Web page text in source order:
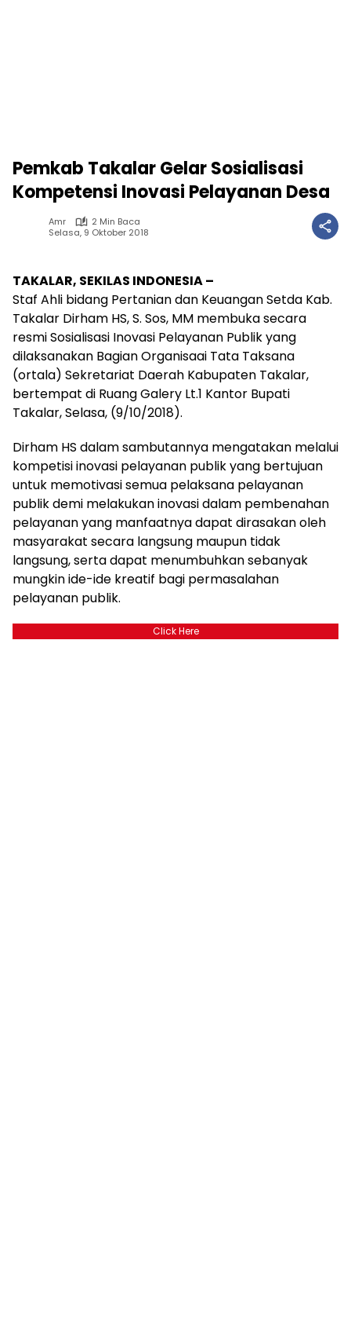
Pemkab Takalar Gelar Sosialisasi
Kompetensi Inovasi Pelayanan Desa
Amr
2 Min Baca
Selasa, 9 Oktober 2018
TAKALAR, SEKILAS INDONESIA –
Staf Ahli bidang Pertanian dan Keuangan Setda Kab.
Takalar Dirham HS, S. Sos, MM membuka secara
resmi Sosialisasi Inovasi Pelayanan Publik yang
dilaksanakan Bagian Organisaai Tata Taksana
(ortala) Sekretariat Daerah Kabupaten Takalar,
bertempat di Ruang Galery Lt.1 Kantor Bupati
Takalar, Selasa, (9/10/2018).
Dirham HS dalam sambutannya mengatakan melalui
kompetisi inovasi pelayanan publik yang bertujuan
untuk memotivasi semua pelaksana pelayanan
publik demi melakukan inovasi dalam pembenahan
pelayanan yang manfaatnya dapat dirasakan oleh
masyarakat secara langsung maupun tidak
langsung, serta dapat menumbuhkan sebanyak
mungkin ide-ide kreatif bagi permasalahan
pelayanan publik.
Click Here